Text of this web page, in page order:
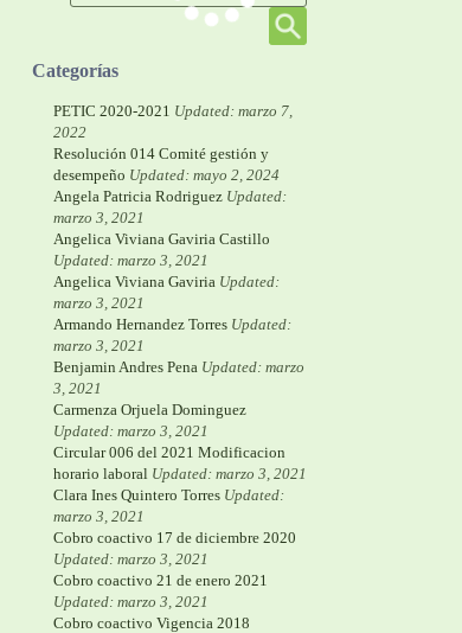
Categorías
PETIC 2020-2021 Updated: marzo 7,
2022
Resolución 014 Comité gestión y
desempeño Updated: mayo 2, 2024
Angela Patricia Rodriguez Updated:
marzo 3, 2021
Angelica Viviana Gaviria Castillo
Updated: marzo 3, 2021
Angelica Viviana Gaviria Updated:
marzo 3, 2021
Armando Hernandez Torres Updated:
marzo 3, 2021
Benjamin Andres Pena Updated: marzo
3, 2021
Carmenza Orjuela Dominguez
Updated: marzo 3, 2021
Circular 006 del 2021 Modificacion
horario laboral Updated: marzo 3, 2021
Clara Ines Quintero Torres Updated:
marzo 3, 2021
Cobro coactivo 17 de diciembre 2020
Updated: marzo 3, 2021
Cobro coactivo 21 de enero 2021
Updated: marzo 3, 2021
Cobro coactivo Vigencia 2018